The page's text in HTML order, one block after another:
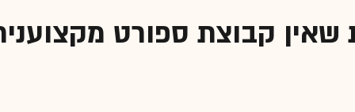
שאין קבוצת ספורט